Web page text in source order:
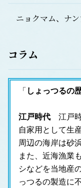
ニョクマム、ナ
コラム
「 しょっつるの
江戸時代 江戸
自家用として生
周辺の海岸は砂
また、近海漁業
シなどを当地産
っつるの製造に